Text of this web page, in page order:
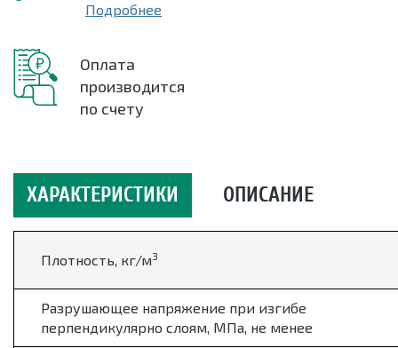
Подробнее
Оплата
производится
по счету
ХАРАКТЕРИСТИКИ ОПИСАНИЕ
Плотность, кг/м3
Разрушающее напряжение при изгибе
перпендикулярно слоям, МПа, не менее